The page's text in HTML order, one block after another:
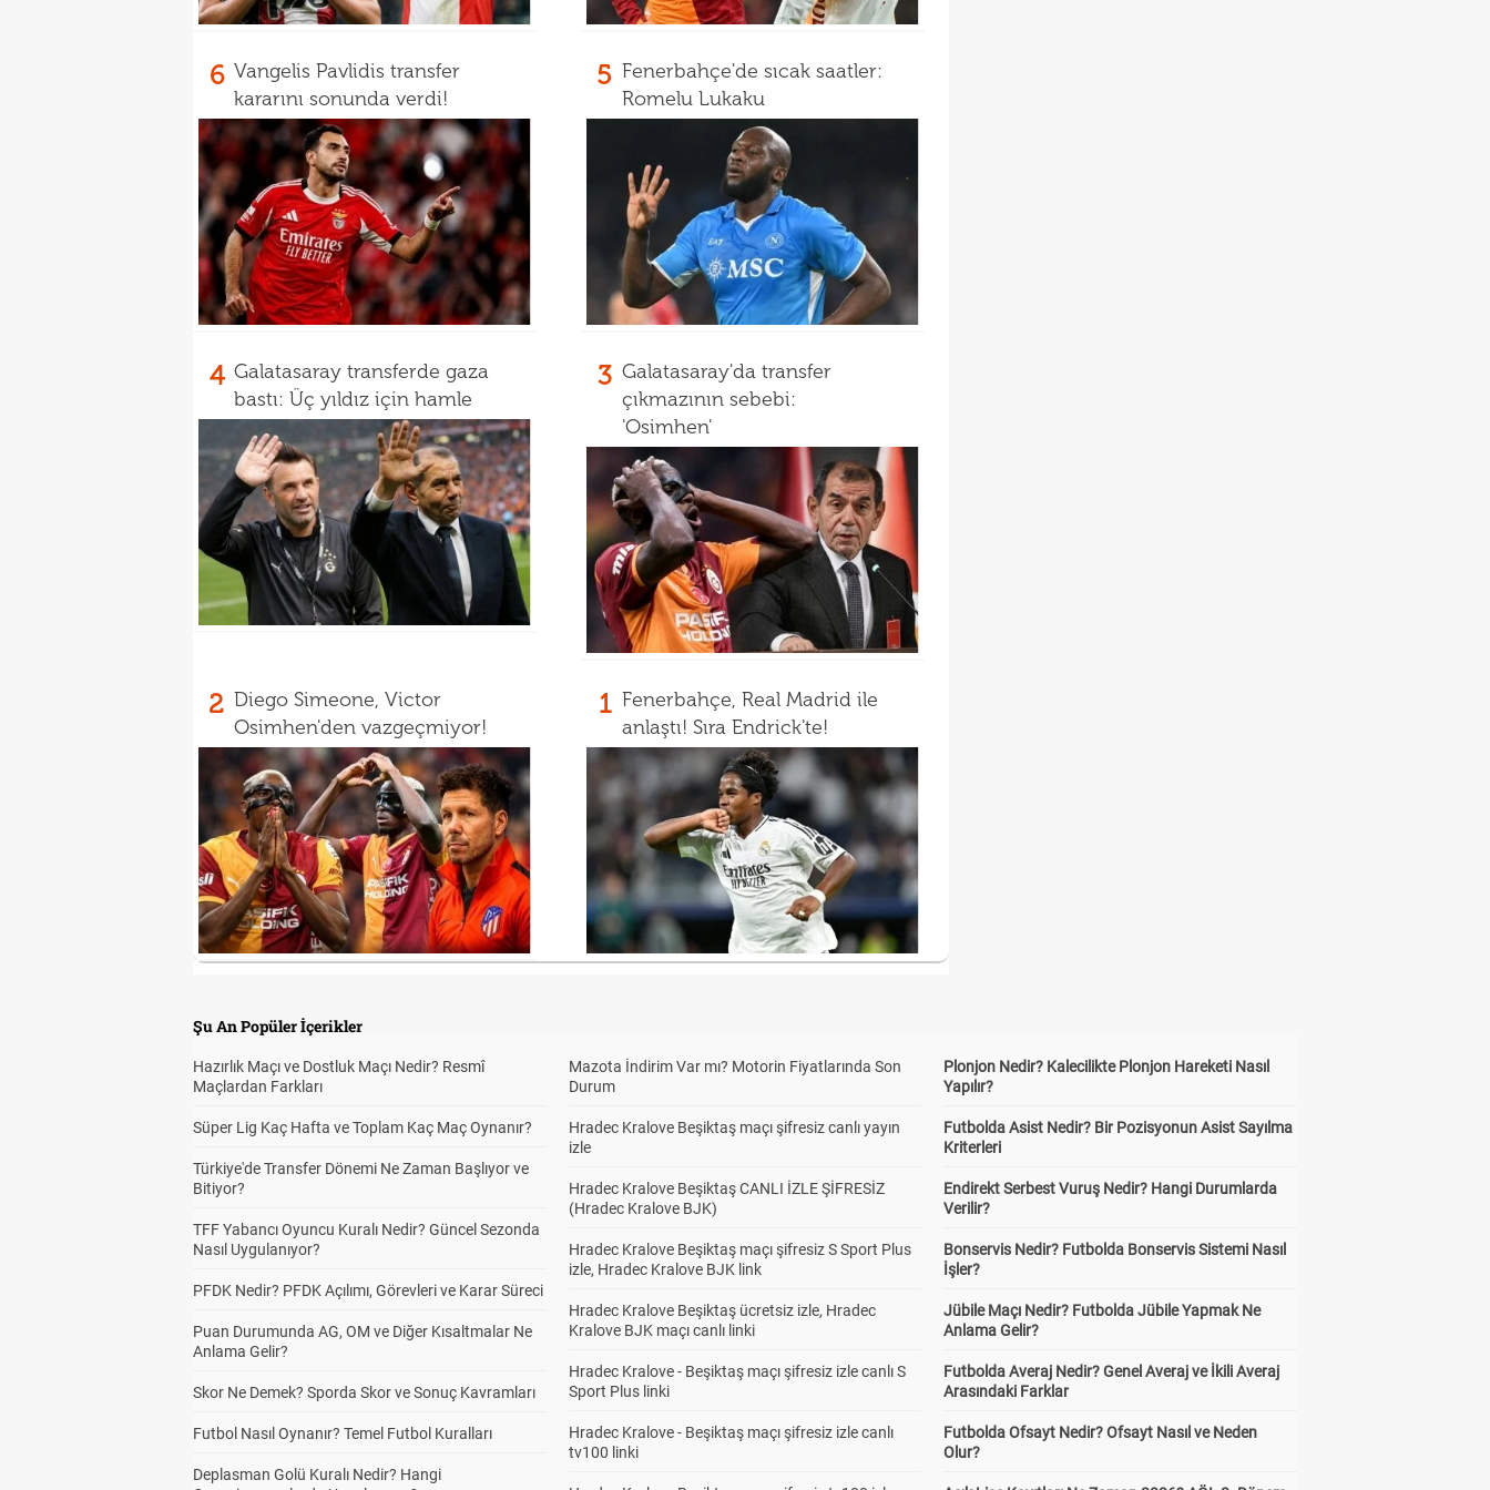
6 Vangelis Pavlidis transfer
kararını sonunda verdi!
5 Fenerbahçe'de sıcak saatler:
Romelu Lukaku
4 Galatasaray transferde gaza
bastı: Üç yıldız için hamle
3 Galatasaray'da transfer
çıkmazının sebebi:
'Osimhen'
2 Diego Simeone, Victor
Osimhen'den vazgeçmiyor!
1 Fenerbahçe, Real Madrid ile
anlaştı! Sıra Endrick'te!
Şu An Popüler İçerikler
Hazırlık Maçı ve Dostluk Maçı Nedir? Resmî
Maçlardan Farkları
Süper Lig Kaç Hafta ve Toplam Kaç Maç Oynanır?
Türkiye'de Transfer Dönemi Ne Zaman Başlıyor ve
Bitiyor?
TFF Yabancı Oyuncu Kuralı Nedir? Güncel Sezonda
Nasıl Uygulanıyor?
PFDK Nedir? PFDK Açılımı, Görevleri ve Karar Süreci
Puan Durumunda AG, OM ve Diğer Kısaltmalar Ne
Anlama Gelir?
Skor Ne Demek? Sporda Skor ve Sonuç Kavramları
Futbol Nasıl Oynanır? Temel Futbol Kuralları
Deplasman Golü Kuralı Nedir? Hangi
Mazota İndirim Var mı? Motorin Fiyatlarında Son
Durum
Hradec Kralove Beşiktaş maçı şifresiz canlı yayın
izle
Hradec Kralove Beşiktaş CANLI İZLE ŞİFRESİZ
(Hradec Kralove BJK)
Hradec Kralove Beşiktaş maçı şifresiz S Sport Plus
izle, Hradec Kralove BJK link
Hradec Kralove Beşiktaş ücretsiz izle, Hradec
Kralove BJK maçı canlı linki
Hradec Kralove - Beşiktaş maçı şifresiz izle canlı S
Sport Plus linki
Hradec Kralove - Beşiktaş maçı şifresiz izle canlı
tv100 linki
Plonjon Nedir? Kalecilikte Plonjon Hareketi Nasıl
Yapılır?
Futbolda Asist Nedir? Bir Pozisyonun Asist Sayılma
Kriterleri
Endirekt Serbest Vuruş Nedir? Hangi Durumlarda
Verilir?
Bonservis Nedir? Futbolda Bonservis Sistemi Nasıl
İşler?
Jübile Maçı Nedir? Futbolda Jübile Yapmak Ne
Anlama Gelir?
Futbolda Averaj Nedir? Genel Averaj ve İkili Averaj
Arasındaki Farklar
Futbolda Ofsayt Nedir? Ofsayt Nasıl ve Neden
Olur?